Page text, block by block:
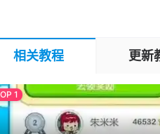
相关教程 更新